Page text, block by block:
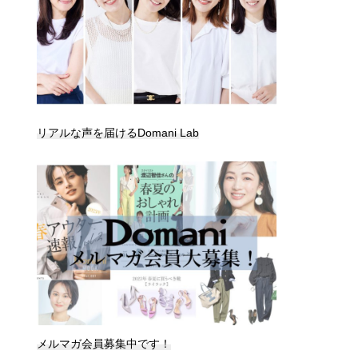
リアルな声を届けるDomani Lab
メルマガ会員募集中です！